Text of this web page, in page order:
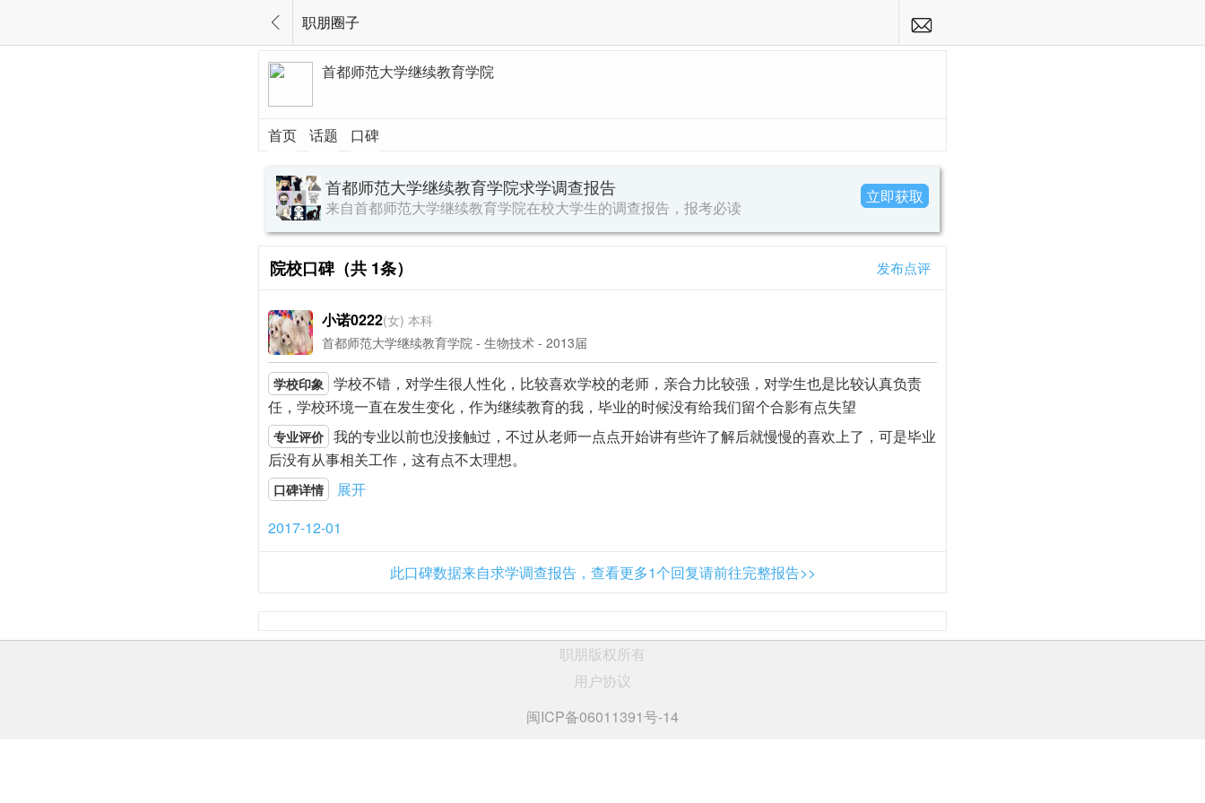

 职朋圈子
首都师范大学继续教育学院
首页 话题 口碑
立即获取
首都师范大学继续教育学院求学调查报告
来自首都师范大学继续教育学院在校大学生的调查报告，报考必读
院校口碑（共 1条） 发布点评
小诺0222(女) 本科
首都师范大学继续教育学院 - 生物技术 - 2013届
学校印象 学校不错，对学生很人性化，比较喜欢学校的老师，亲合力比较强，对学生也是比较认真负责
任，学校环境一直在发生变化，作为继续教育的我，毕业的时候没有给我们留个合影有点失望
专业评价 我的专业以前也没接触过，不过从老师一点点开始讲有些许了解后就慢慢的喜欢上了，可是毕业
后没有从事相关工作，这有点不太理想。
口碑详情
展开
2017-12-01
此口碑数据来自求学调查报告，查看更多1个回复请前往完整报告>>
职朋版权所有
用户协议
闽ICP备06011391号-14